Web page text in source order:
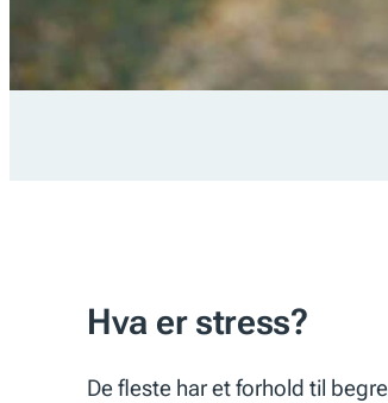
Hva er stress?
De fleste har et forhold til